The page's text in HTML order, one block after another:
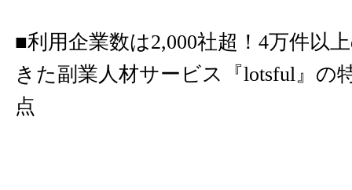
■利用企業数は2,000社超！4万件以
きた副業人材サービス『lotsful』の
点